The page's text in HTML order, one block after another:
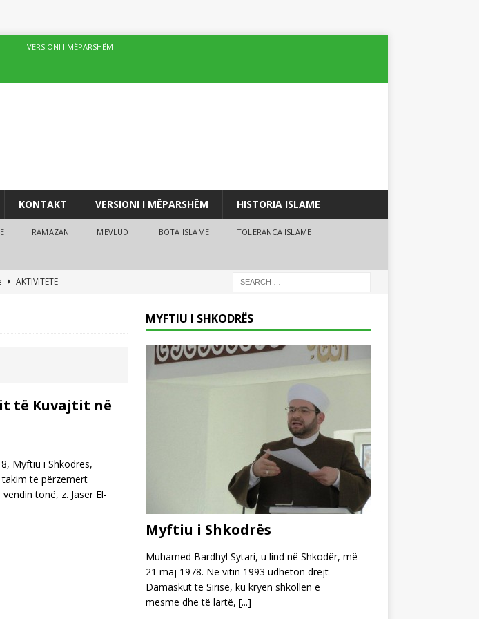
VERSIONI I MËPARSHËM
KONTAKT VERSIONI I MËPARSHËM HISTORIA ISLAME
RAMAZAN MEVLUDI BOTA ISLAME TOLERANCA ISLAME
AKTIVITETE
të Kuvajtit në
Myftiu i Shkodrës,
të përzemërt
tonë, z. Jaser El-
MYFTIU I SHKODRËS
Myftiu i Shkodrës
Muhamed Bardhyl Sytari, u lind në Shkodër, më
21 maj 1978. Në vitin 1993 udhëton drejt
Damaskut të Sirisë, ku kryen shkollën e
mesme dhe të lartë, [...]